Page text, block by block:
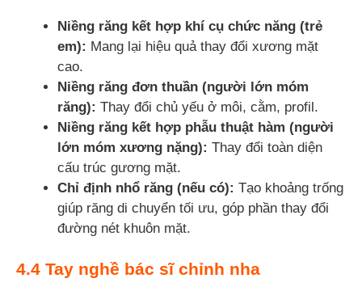
Niềng răng kết hợp khí cụ chức năng (trẻ
em): Mang lại hiệu quả thay đổi xương mặt
cao.
Niềng răng đơn thuần (người lớn móm
răng): Thay đổi chủ yếu ở môi, cằm, profil.
Niềng răng kết hợp phẫu thuật hàm (người
lớn móm xương nặng): Thay đổi toàn diện
cấu trúc gương mặt.
Chỉ định nhổ răng (nếu có): Tạo khoảng trống
giúp răng di chuyển tối ưu, góp phần thay đổi
đường nét khuôn mặt.
4.4 Tay nghề bác sĩ chỉnh nha